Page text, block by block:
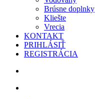
Brúsne doplnky
Kliešte
Vrecia
KONTAKT
PRIHLÁSIŤ
REGISTRÁCIA